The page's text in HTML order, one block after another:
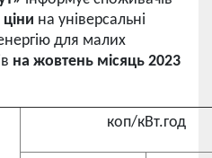
на універсальні
для малих
на жовтень місяць 2023
коп/кВт.год